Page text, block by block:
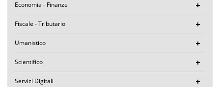
Economia - Finanze
Fiscale - Tributario
Umanistico
Scientifico
Servizi Digitali